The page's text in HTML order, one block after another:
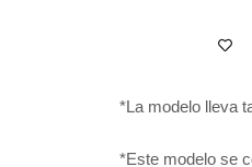
*La modelo lleva
*Este modelo se